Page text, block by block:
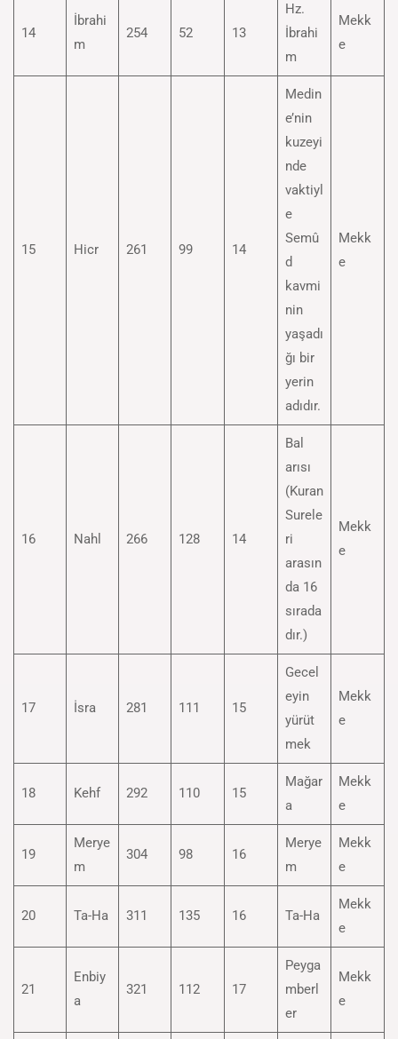
14
İbrahi
m
254 52 13
Hz.
İbrahi
m
Mekk
e
15 Hicr 261 99 14
Medin
e’nin
kuzeyi
nde
vaktiyl
e
Semû
d
kavmi
nin
yaşadı
ğı bir
yerin
adıdır.
Mekk
e
16 Nahl 266 128 14
Bal
arısı
(Kuran
Surele
ri
arasın
da 16
sırada
dır.)
Mekk
e
17 İsra 281 111 15
Gecel
eyin
yürüt
mek
Mekk
e
18 Kehf 292 110 15
Mağar
a
Mekk
e
19
Merye
m
304 98 16
Merye
m
Mekk
e
20 Ta-Ha 311 135 16 Ta-Ha
Mekk
e
21
Enbiy
a
321 112 17
Peyga
mberl
er
Mekk
e